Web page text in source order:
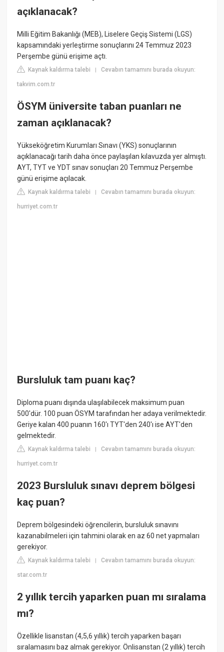
açıklanacak?
Milli Eğitim Bakanlığı (MEB), Liselere Geçiş Sistemi (LGS)
kapsamındaki yerleştirme sonuçlarını 24 Temmuz 2023
Perşembe günü erişime açtı.
Kaynak kaldırma talebi |Cevabın tamamını burada okuyun:
takvim.com.tr
ÖSYM üniversite taban puanları ne
zaman açıklanacak?
Yükseköğretim Kurumları Sınavı (YKS) sonuçlarının
açıklanacağı tarih daha önce paylaşılan kılavuzda yer almıştı.
AYT, TYT ve YDT sınav sonuçları 20 Temmuz Perşembe
günü erişime açılacak.
Kaynak kaldırma talebi |Cevabın tamamını burada okuyun:
hurriyet.com.tr
Bursluluk tam puanı kaç?
Diploma puanı dışında ulaşılabilecek maksimum puan
500'dür. 100 puan ÖSYM tarafından her adaya verilmektedir.
Geriye kalan 400 puanın 160'ı TYT'den 240'ı ise AYT'den
gelmektedir.
Kaynak kaldırma talebi |Cevabın tamamını burada okuyun:
hurriyet.com.tr
2023 Bursluluk sınavı deprem bölgesi
kaç puan?
Deprem bölgesindeki öğrencilerin, bursluluk sınavını
kazanabilmeleri için tahmini olarak en az 60 net yapmaları
gerekiyor.
Kaynak kaldırma talebi |Cevabın tamamını burada okuyun:
star.com.tr
2 yıllık tercih yaparken puan mı sıralama
mı?
Özellikle lisanstan (4,5,6 yıllık) tercih yaparken başarı
sıralamasını baz almak gerekiyor. Önlisanstan (2 yıllık) tercih